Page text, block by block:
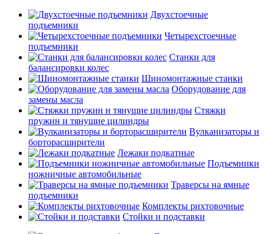
Двухстоечные
подъемники
Четырехстоечные
подъемники
Станки для
балансировки колес
Шиномонтажные станки
Оборудование для
замены масла
Стяжки
пружин и тянущие цилиндры
Вулканизаторы и
борторасширители
Лежаки подкатные
Подъемники
ножничные автомобильные
Траверсы на ямные
подъемники
Комплекты рихтовочные
Стойки и подставки